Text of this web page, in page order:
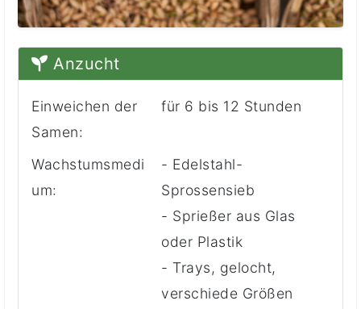
Anzucht
Einweichen der
Samen:
für 6 bis 12 Stunden
Wachstumsmedi
um:
- Edelstahl-
Sprossensieb
- Sprießer aus Glas
oder Plastik
- Trays, gelocht,
verschiede Größen